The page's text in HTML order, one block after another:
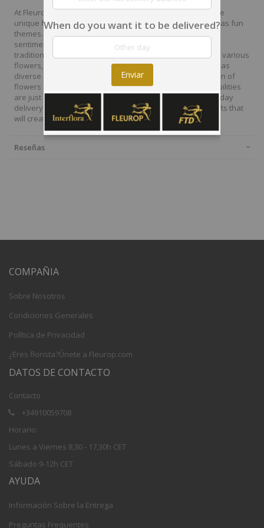
At Fleurop, our skilled floral designers endeavour to create
unique floral designs, with imaginative, thoughtful as well as fun
themes. Each bouquet is personally crafted to conjure the
sentiments you want to convey with the flowers. From a
traditional bouquet of red roses to modern assortment of various
flowers, now it is easier to send different flowers that are as
diverse as your expressions. Choose from a vast collection of
flowers and gift baskets for delivery at Fleurop, the possibilities
are just endless. Surprise your loved ones with the same day
delivery of fresh flowers arrangements and wonderful gifts that
will create memories to last a lifetime.
Reseñas
COMPAÑIA
Sobre Nosotros
Condiciones Generales
Política de Privacidad
¿Eres florista?Únete a Fleurop.com
DATOS DE CONTACTO
Contacto
+34910059708
Horario:
Lunes a Viernes 8,30 - 17,30h CET
Sábado 9-12h CET
AYUDA
Información Sobre la Entrega
Preguntas Frequentes
When do you want it to be delivered?
Enviar